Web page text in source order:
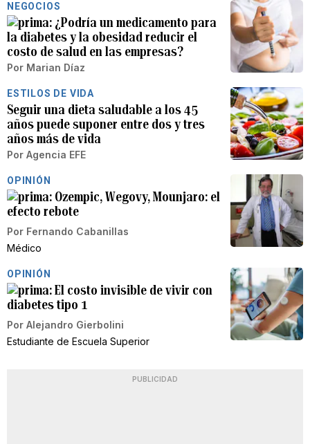
NEGOCIOS
¿Podría un medicamento para
la diabetes y la obesidad reducir el
costo de salud en las empresas?
Por Marian Díaz
ESTILOS DE VIDA
Seguir una dieta saludable a los 45
años puede suponer entre dos y tres
años más de vida
Por Agencia EFE
OPINIÓN
Ozempic, Wegovy, Mounjaro: el
efecto rebote
Por Fernando Cabanillas
Médico
OPINIÓN
El costo invisible de vivir con
diabetes tipo 1
Por Alejandro Gierbolini
Estudiante de Escuela Superior
PUBLICIDAD